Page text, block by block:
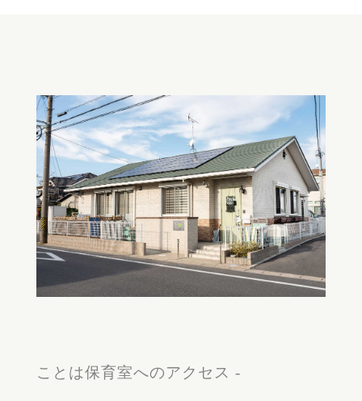
ことは保育室へのアクセス -